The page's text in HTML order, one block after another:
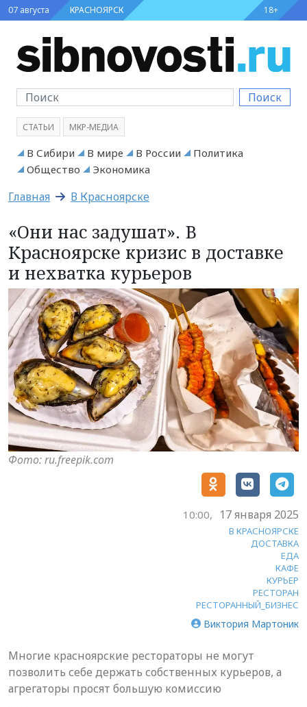
07 августа КРАСНОЯРСК 18+
Поиск
СТАТЬИ МКР-МЕДИА
В Сибири В мире В России
Политика
Общество
Экономика
Главная В Красноярске
«Они нас задушат». В
Красноярске кризис в доставке
и нехватка курьеров
Фото: ru.freepik.com
10:00, 17 января 2025
В КРАСНОЯРСКЕ
ДОСТАВКА
ЕДА
КАФЕ
КУРЬЕР
РЕСТОРАН
РЕСТОРАННЫЙ_БИЗНЕС
Виктория Мартоник
Многие красноярские рестораторы не могут
позволить себе держать собственных курьеров, а
агрегаторы просят большую комиссию